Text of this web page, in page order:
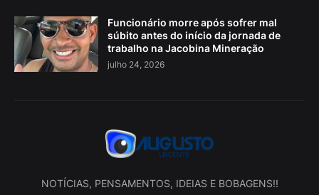
Funcionário morre após sofrer mal
súbito antes do início da jornada de
trabalho na Jacobina Mineração
julho 24, 2026
NOTÍCIAS, PENSAMENTOS, IDEIAS E BOBAGENS!!